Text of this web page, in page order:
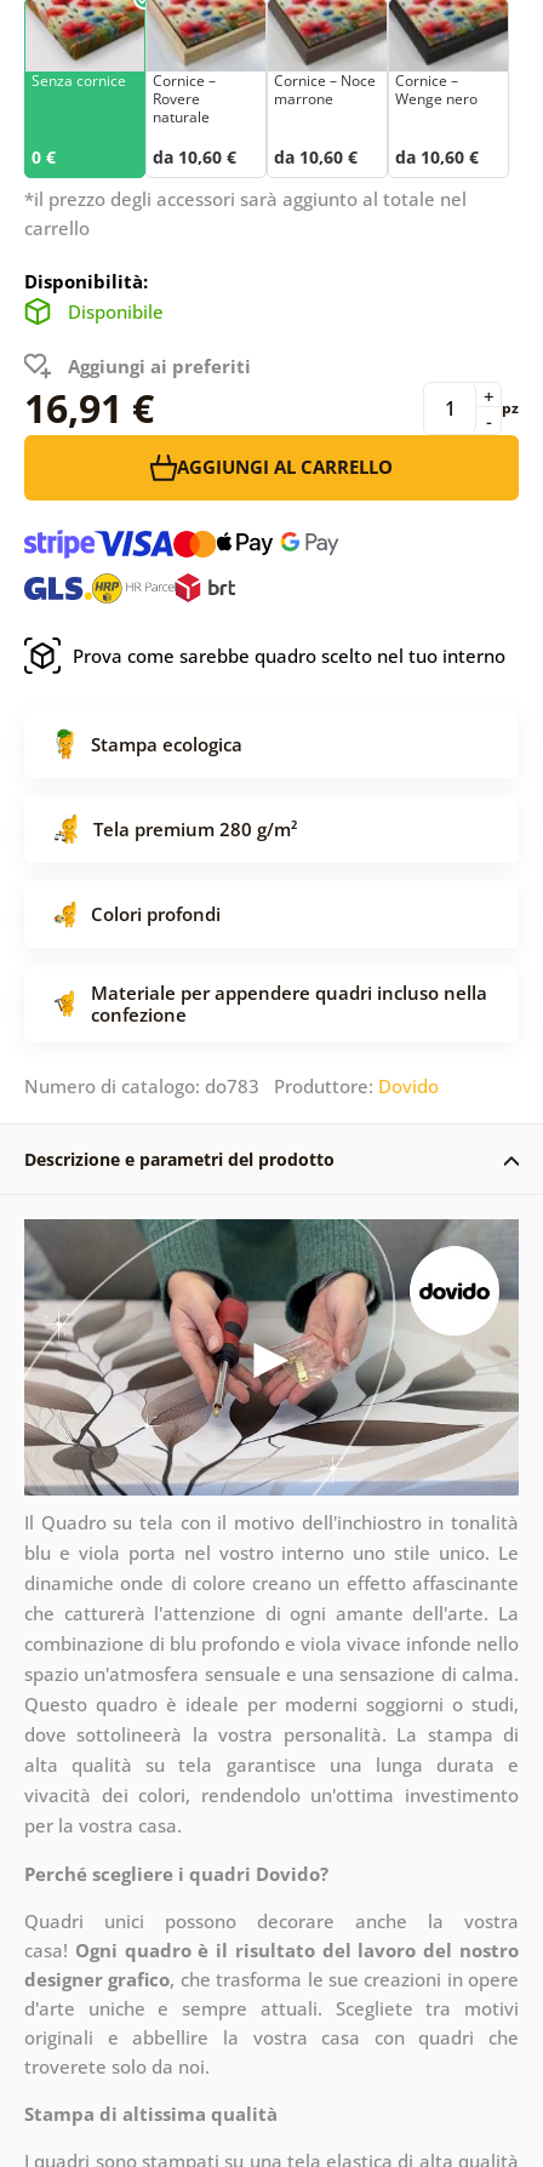
Senza cornice
0 €
Cornice –
Rovere
naturale
da 10,60 €
Cornice – Noce
marrone
da 10,60 €
Cornice –
Wenge nero
da 10,60 €
*il prezzo degli accessori sarà aggiunto al totale nel
carrello
Disponibilità:
Disponibile
Aggiungi ai preferiti
16,91 € -
+ pz
AGGIUNGI AL CARRELLO
Prova come sarebbe quadro scelto nel tuo interno
Stampa ecologica
Tela premium 280 g/m²
Colori profondi
Materiale per appendere quadri incluso nella
confezione
Numero di catalogo: do783 Produttore: Dovido
Descrizione e parametri del prodotto
Il Quadro su tela con il motivo dell'inchiostro in tonalità
blu e viola porta nel vostro interno uno stile unico. Le
dinamiche onde di colore creano un effetto affascinante
che catturerà l'attenzione di ogni amante dell'arte. La
combinazione di blu profondo e viola vivace infonde nello
spazio un'atmosfera sensuale e una sensazione di calma.
Questo quadro è ideale per moderni soggiorni o studi,
dove sottolineerà la vostra personalità. La stampa di
alta qualità su tela garantisce una lunga durata e
vivacità dei colori, rendendolo un'ottima investimento
per la vostra casa.
Perché scegliere i quadri Dovido?
Quadri unici possono decorare anche la vostra
casa! Ogni quadro è il risultato del lavoro del nostro
designer grafico, chetrasforma le sue creazioni in opere
d'arte uniche e sempre attuali. Scegliete tra motivi
originali e abbellire la vostra casa con quadri che
troverete solo da noi.
Stampa di altissima qualità
I quadri sono stampati su una tela elastica di alta qualità